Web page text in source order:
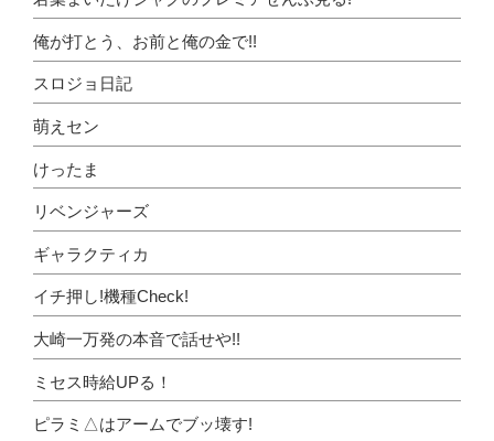
俺が打とう、お前と俺の金で!!
スロジョ日記
萌えセン
けったま
リベンジャーズ
ギャラクティカ
イチ押し!機種Check!
大崎一万発の本音で話せや!!
ミセス時給UPる！
ピラミ△はアームでブッ壊す!